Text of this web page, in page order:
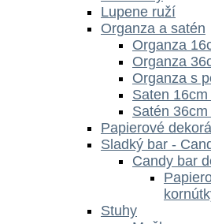
Lupene ruží
Organza a satén
Organza
Organza
Organza s
Saten 16cm
Satén 36cm
Papierové
Sladký bar -
Candy bar
Stuhy